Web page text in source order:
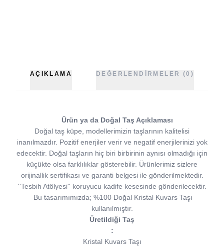
AÇIKLAMA DEĞERLENDIRMELER (0)
Ürün ya da Doğal Taş Açıklaması
Doğal taş küpe, modellerimizin taşlarının kalitelisi
inanılmazdır. Pozitif enerjiler verir ve negatif enerjilerinizi yok
edecektir. Doğal taşların hiç biri birbirinin aynısı olmadığı için
küçükte olsa farklılıklar gösterebilir. Ürünlerimiz sizlere
orijinallik sertifikası ve garanti belgesi ile gönderilmektedir.
''Tesbih Atölyesi'' koruyucu kadife kesesinde gönderilecektir.
Bu tasarımımızda; %100 Doğal Kristal Kuvars Taşı
kullanılmıştır.
Üretildiği Taş
:
Kristal Kuvars Taşı